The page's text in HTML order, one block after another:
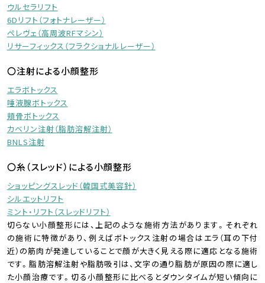
ウルセラリフト
6Dリフト（フォトナレーザー）
ペレヴェ（高周波RFマシン）
リサーフィックス（フラクショナルレーザー）
〇注射による小顔整形
エラボトックス
唾液腺ボトックス
頬骨ボトックス
カベリン注射（脂肪溶解注射）
BNLS注射
〇糸（スレッド）による小顔整形
ショッピングスレッド（韓国式美容針）
シルエットリフト
ミント・リフト（スレッドリフト）
切らない小顔整形には、上記のような施術方法があります。それぞれ
の施術に特徴があり、例えばボトックス注射の場合はエラ（耳の下付
近）の筋肉が発達していることで顔が大きく見える際に適応となる施術
です。脂肪溶解注射や脂肪吸引は、文字の通り脂肪が原因の際に適し
た小顔治療です。切る小顔整形に比べるとダウンタイムが短い傾向に